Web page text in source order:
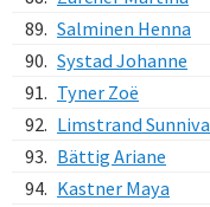
89. Salminen Henna
90. Systad Johanne
91. Tyner Zoë
92. Limstrand Sunniva
93. Bättig Ariane
94. Kastner Maya